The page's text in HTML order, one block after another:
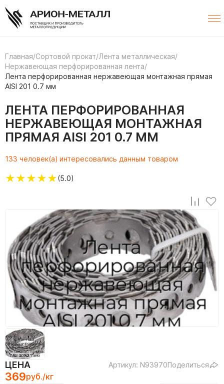
Главная/Сортовой прокат/Лента металлическая/
Нержавеющая перфорированная лента/
Лента перфорированная нержавеющая монтажная прямая
AISI 201 0.7 мм
ЛЕНТА ПЕРФОРИРОВАННАЯ
НЕРЖАВЕЮЩАЯ МОНТАЖНАЯ
ПРЯМАЯ AISI 201 0.7 ММ
133 человек(а) интересовались данным товаром
★★★★★(5.0)
ЦЕНА Артикул: N93970Поделиться
369руб./кг